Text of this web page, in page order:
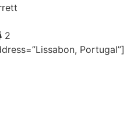
2
Portugal”]